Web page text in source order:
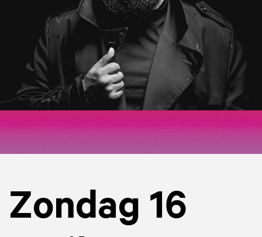
Zondag 16